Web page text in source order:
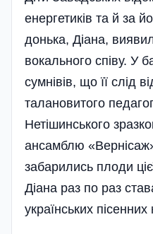
енергетиків та й за
донька, Діана,
вокального співу. У
сумнівів, що її слід
талановитого
Нетішинського
ансамблю
забарились плоди
Діана раз по раз
укра­їнських пісенних